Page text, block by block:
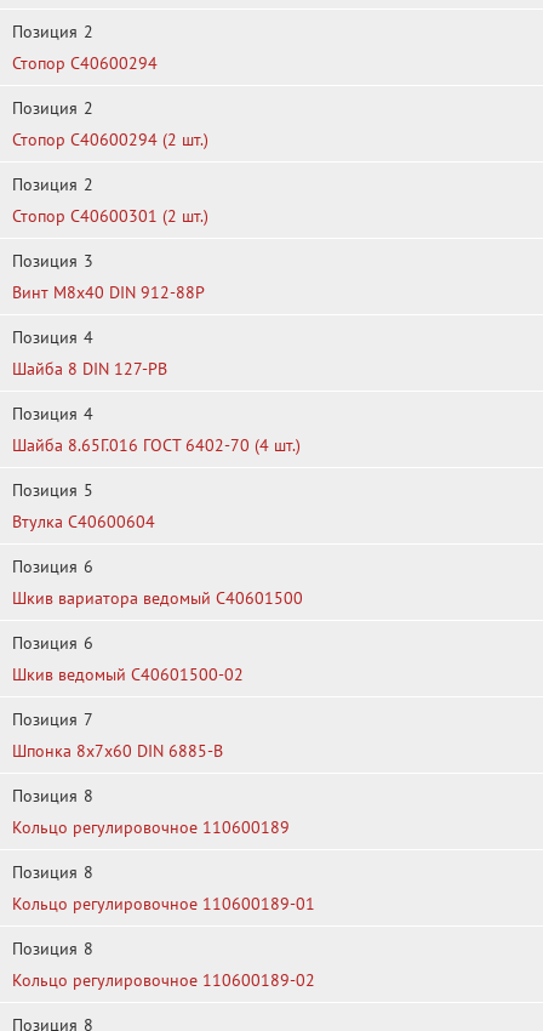
Позиция 2
Стопор C40600294
Позиция 2
Стопор C40600294 (2 шт.)
Позиция 2
Стопор C40600301 (2 шт.)
Позиция 3
Винт М8х40 DIN 912-88P
Позиция 4
Шайба 8 DIN 127-PB
Позиция 4
Шайба 8.65Г.016 ГОСТ 6402-70 (4 шт.)
Позиция 5
Втулка C40600604
Позиция 6
Шкив вариатора ведомый C40601500
Позиция 6
Шкив ведомый C40601500-02
Позиция 7
Шпонка 8х7х60 DIN 6885-B
Позиция 8
Кольцо регулировочное 110600189
Позиция 8
Кольцо регулировочное 110600189-01
Позиция 8
Кольцо регулировочное 110600189-02
Позиция 8